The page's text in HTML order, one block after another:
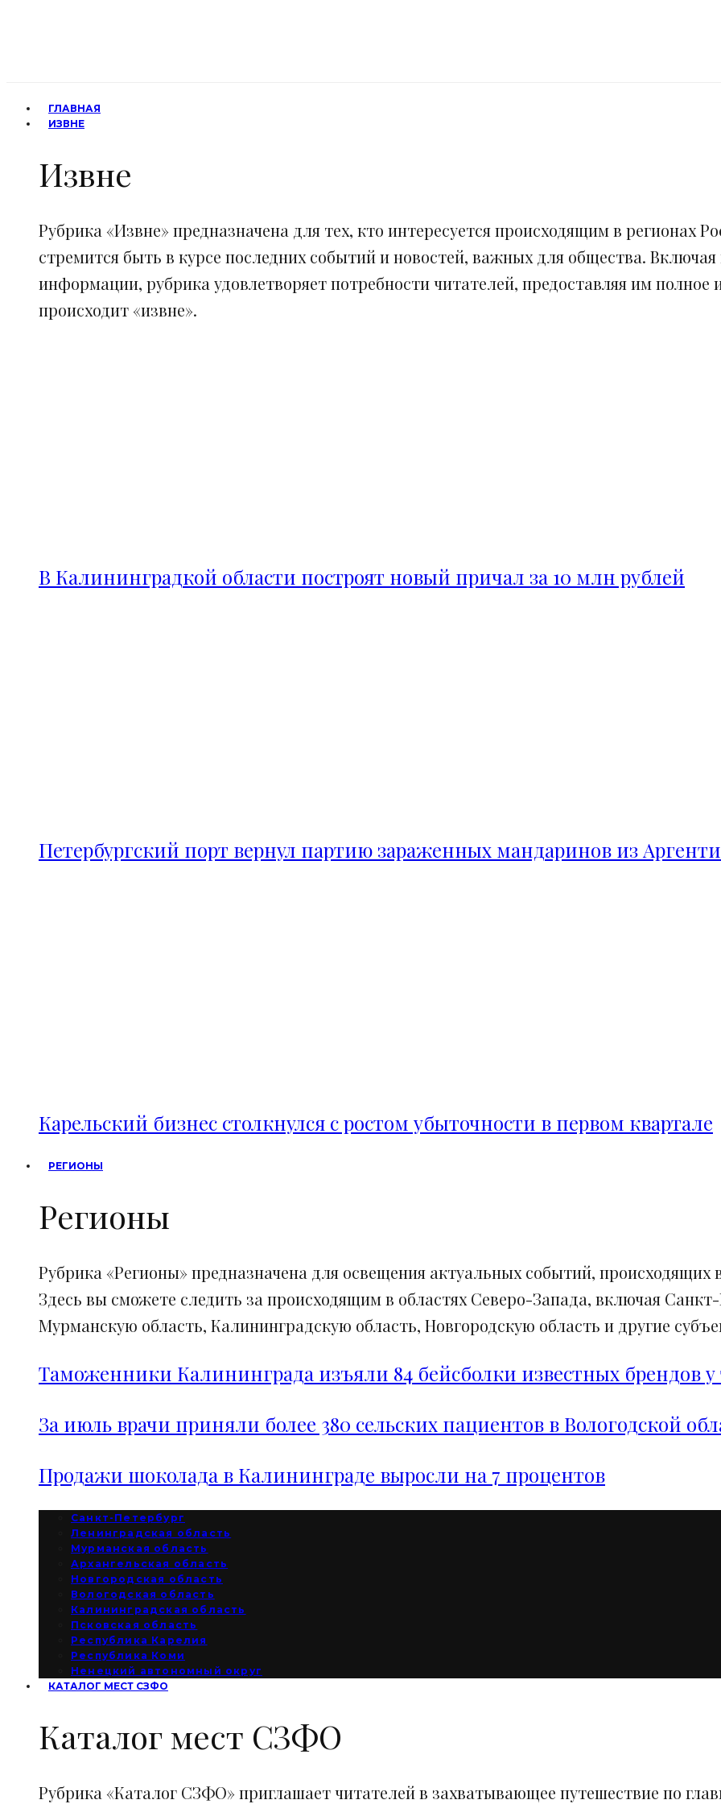
ГЛАВНАЯ
ИЗВНЕ
Извне
Рубрика «Извне» предназначена для тех, кто интересуется происходящим в регионах
стремится быть в курсе последних событий и новостей, важных для общества.
информации, рубрика удовлетворяет потребности читателей, предоставляя им полное
происходит «извне».
В Калининградкой области построят новый причал за 10 млн рублей
Петербургский порт вернул партию зараженных мандаринов из
Карельский бизнес столкнулся с ростом убыточности в первом квартале
РЕГИОНЫ
Регионы
Рубрика «Регионы» предназначена для освещения актуальных событий, происходящих
Здесь вы сможете следить за происходящим в областях Северо-Запада, включая
Мурманскую область, Калининградскую область, Новгородскую область и другие
Таможенники Калининграда изъяли 84 бейсболки известных брендов у
За июль врачи приняли более 380 сельских пациентов в Вологодской
Продажи шоколада в Калининграде выросли на 7 процентов
Санкт-Петербург
Ленинградская область
Мурманская область
Архангельская область
Новгородская область
Вологодская область
Калининградская область
Псковская область
Республика Карелия
Республика Коми
Ненецкий автономный округ
КАТАЛОГ МЕСТ СЗФО
Каталог мест СЗФО
Рубрика «Каталог СЗФО» приглашает читателей в захватывающее путешествие по